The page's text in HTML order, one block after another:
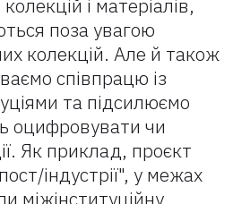
і матеріалів,
поза увагою
колекцій. Але й також
співпрацю із
та підсилюємо
оцифровувати чи
Як приклад, проєкт
індустрії", у межах
міжінституційну